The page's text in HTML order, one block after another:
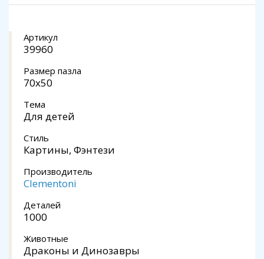
Артикул
39960
Размер пазла
70x50
Тема
Для детей
Стиль
Картины, Фэнтези
Производитель
Clementoni
Деталей
1000
Животные
Драконы и Динозавры